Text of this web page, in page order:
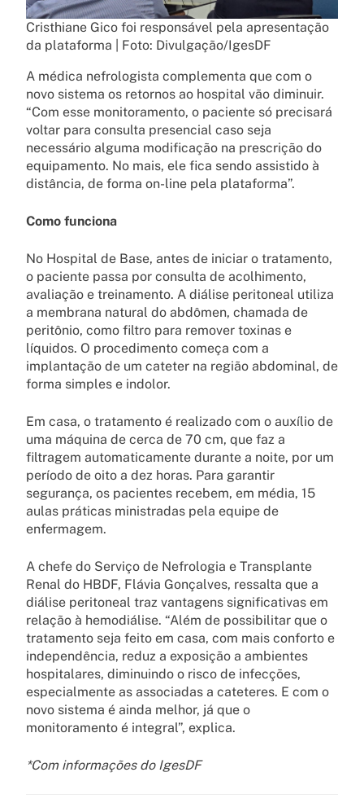
Cristhiane Gico foi responsável pela apresentação
da plataforma | Foto: Divulgação/IgesDF
A médica nefrologista complementa que com o
novo sistema os retornos ao hospital vão diminuir.
“Com esse monitoramento, o paciente só precisará
voltar para consulta presencial caso seja
necessário alguma modificação na prescrição do
equipamento. No mais, ele fica sendo assistido à
distância, de forma on-line pela plataforma”.
Como funciona
No Hospital de Base, antes de iniciar o tratamento,
o paciente passa por consulta de acolhimento,
avaliação e treinamento. A diálise peritoneal utiliza
a membrana natural do abdômen, chamada de
peritônio, como filtro para remover toxinas e
líquidos. O procedimento começa com a
implantação de um cateter na região abdominal, de
forma simples e indolor.
Em casa, o tratamento é realizado com o auxílio de
uma máquina de cerca de 70 cm, que faz a
filtragem automaticamente durante a noite, por um
período de oito a dez horas. Para garantir
segurança, os pacientes recebem, em média, 15
aulas práticas ministradas pela equipe de
enfermagem.
A chefe do Serviço de Nefrologia e Transplante
Renal do HBDF, Flávia Gonçalves, ressalta que a
diálise peritoneal traz vantagens significativas em
relação à hemodiálise. “Além de possibilitar que o
tratamento seja feito em casa, com mais conforto e
independência, reduz a exposição a ambientes
hospitalares, diminuindo o risco de infecções,
especialmente as associadas a cateteres. E com o
novo sistema é ainda melhor, já que o
monitoramento é integral”, explica.
*Com informações do IgesDF